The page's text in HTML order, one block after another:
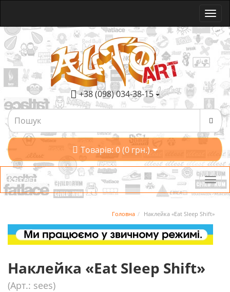
+38 (098) 034-38-15
Товарів: 0 (0 грн.)
Категорії
Головна Наклейка «Eat Sleep Shift»
Наклейка «Eat Sleep Shift»
(Арт.: sees)